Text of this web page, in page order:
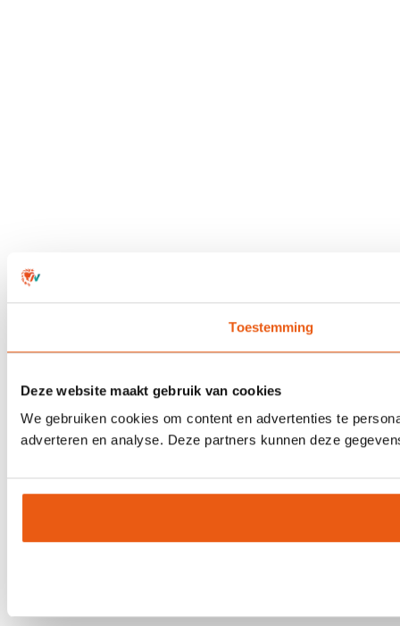
Toestemming
Deze website maakt gebruik van cookies
We gebruiken cookies om content en advertenties te
adverteren en analyse. Deze partners kunnen deze